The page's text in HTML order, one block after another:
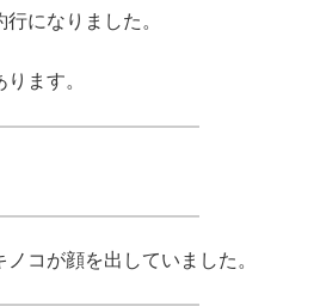
になりました。
ます。
コが顔を出していました。